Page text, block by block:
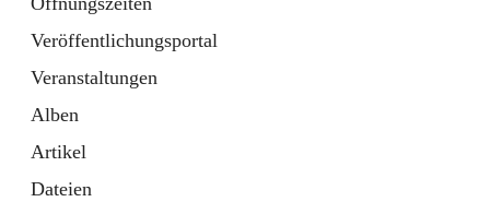
Veröffentlichungsportal
Veranstaltungen
Alben
Artikel
Dateien